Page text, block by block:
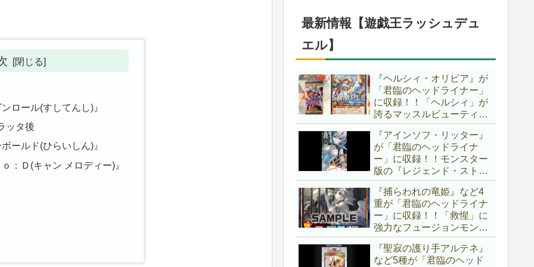
ロール(すしてんし)』
ッタ後
ールド(ひらいしん)』
：Ｄ(キャン メロディー)』
無効化範囲の広がった『墓
穴の指名者』はめちゃくち
最新情報【遊戯王ラッシュデュ
エル】
『ヘルシィ・オリビア』が
「君臨のヘッドライナー」
に収録！！「ヘルシィ」が
誇るマッスルビューティー
の詳細が判明！！優秀なリ
チュアル魔法『健康ズハ
イ！』をサルベージできる
サポーターでしたか～。
【遊戯王ラッシュデュエ
ル】
『アインソフ・リッター』
が「君臨のヘッドライナ
ー」に収録！！モンスター
版の『レジェンド・ストラ
イク』とも言える強力な蘇
生効果持ち！！そのステー
タスから、「救惺」との相
性も抜群に良いですね～。
【遊戯王ラッシュデュエ
ル】
『捕らわれの竜姫』など4
重が「君臨のヘッドライナ
ー」に収録！！「救惺」に
強力なフュージョンモンス
ターとサポーターが登
場！！性能の高さはもちろ
ん、イラストから推察され
『聖寂の護り手アルテネ』
など5種が「君臨のヘッド